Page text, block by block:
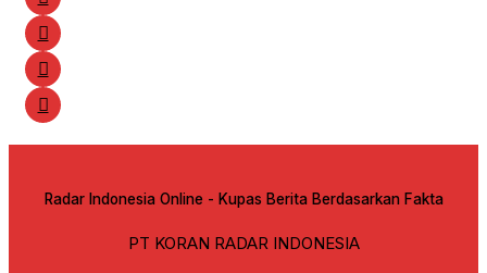
Radar Indonesia Online - Kupas Berita Berdasarkan Fakta
PT KORAN RADAR INDONESIA